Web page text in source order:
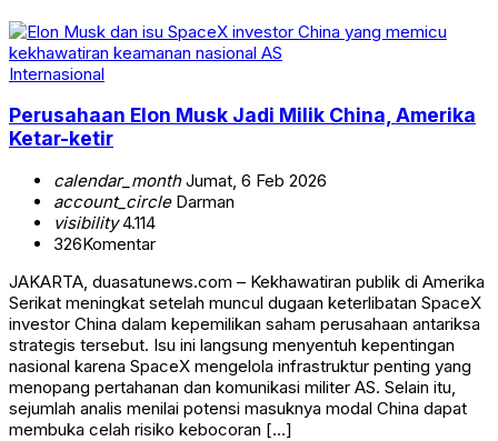
Internasional
Perusahaan Elon Musk Jadi Milik China, Amerika
Ketar-ketir
calendar_monthJumat, 6 Feb 2026
account_circleDarman
visibility4.114
326Komentar
JAKARTA, duasatunews.com – Kekhawatiran publik di Amerika
Serikat meningkat setelah muncul dugaan keterlibatan SpaceX
investor China dalam kepemilikan saham perusahaan antariksa
strategis tersebut. Isu ini langsung menyentuh kepentingan
nasional karena SpaceX mengelola infrastruktur penting yang
menopang pertahanan dan komunikasi militer AS. Selain itu,
sejumlah analis menilai potensi masuknya modal China dapat
membuka celah risiko kebocoran […]